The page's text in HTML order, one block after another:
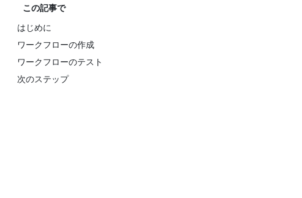
この記事で
はじめに
ワークフローの作成
ワークフローのテスト
次のステップ